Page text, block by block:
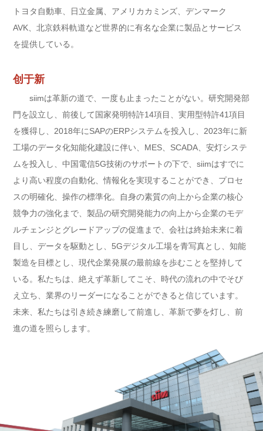
トヨタ自動車、日立金属、アメリカカミンズ、デンマーク
AVK、北京鉄科軌道など世界的に有名な企業に製品とサービス
を提供している 。
创于新
siimは革新の道で、一度も止まったことがない。研究開発部
門を設立し、前後して国家発明特許14項目、実用型特許41項目
を獲得し、2018年にSAPのERPシステムを投入し、2023年に新
工場のデータ化知能化建設に伴い、MES、SCADA、安灯システ
ムを投入し、中国電信5G技術のサポートの下で、siimはすでに
より高い程度の自動化、情報化を実現することができ、プロセ
スの明確化、操作の標準化。自身の素質の向上から企業の核心
競争力の強化まで、製品の研究開発能力の向上から企業のモデ
ルチェンジとグレードアップの促進まで、会社は終始未来に着
目し、データを駆動とし、5Gデジタル工場を青写真とし、知能
製造を目標とし、現代企業発展の最前線を歩むことを堅持して
いる。私たちは、絶えず革新してこそ、時代の流れの中でそび
え立ち、業界のリーダーになることができると信じています。
未来、私たちは引き続き練磨して前進し、革新で夢を灯し、前
進の道を照らします。